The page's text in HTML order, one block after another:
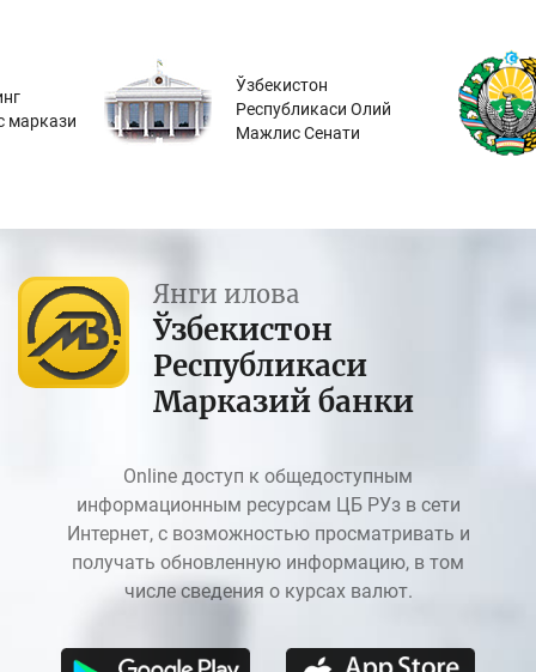
маркази
Ўзбекистон
Республикаси Олий
Мажлис Сенати
Янги илова
Ўзбекистон
Республикаси
Марказий банки
Online доступ к общедоступным
информационным ресурсам ЦБ РУз в сети
Интернет, с возможностью просматривать и
получать обновленную информацию, в том
числе сведения о курсах валют.